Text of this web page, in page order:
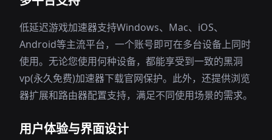
低延迟游戏加速器支持Windows、Mac、iOS、
Android等主流平台，一个账号即可在多台设备上同时
使用。无论您使用何种设备，都能享受到一致的黑洞
vp(永久免费)加速器下载官网保护。此外，还提供浏览
器扩展和路由器配置支持，满足不同使用场景的需求。
用户体验与界面设计